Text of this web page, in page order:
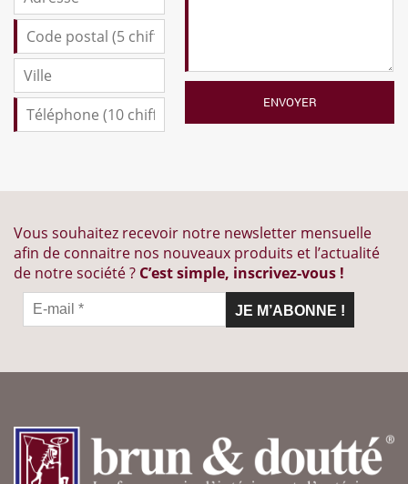
Vous souhaitez recevoir notre newsletter mensuelle
afin de connaitre nos nouveaux produits et l’actualité
de notre société ? C’est simple, inscrivez-vous !